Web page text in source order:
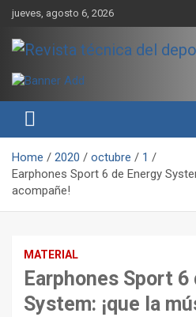
Skip
content
jueves, agosto 6, 2026
Revista técnica
Sport Training
rendimiento, nutrición y
Home 2020 octubre
1
Earphones Sport 6 de Energy
acompañe!
MATERIAL
Earphones Sport 6
System: ¡que la